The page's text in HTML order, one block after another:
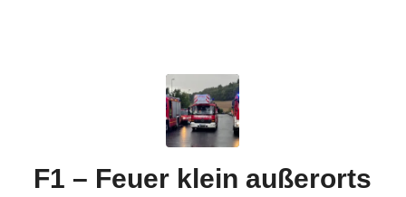
F1 – Feuer klein außerorts